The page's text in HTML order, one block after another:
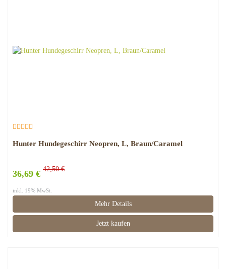
Hunter Hundegeschirr Neopren, L, Braun/Caramel
36,69 € 42,50 €
inkl. 19% MwSt.
Mehr Details
Jetzt kaufen